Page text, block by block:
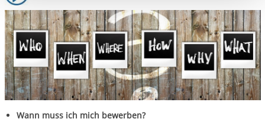
Einwilligung.
Wann muss ich mich bewerben?